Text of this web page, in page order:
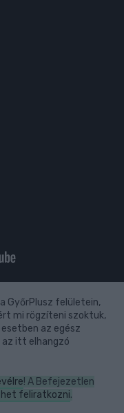
GyőrPlusz felületein,
mi rögzíteni szoktuk,
az egész
itt elhangzó
! A Befejezetlen
feliratkozni.